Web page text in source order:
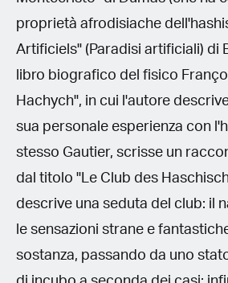
proprietà afrodisiache
Artificiels" (Paradisi artificiali) di
libro biografico del fisico
Hachych", in cui l'autore
sua personale esperienza con
stesso Gautier, scrisse un
dal titolo "Le Club des
descrive una seduta del club: il
le sensazioni strane e
sostanza, passando da uno